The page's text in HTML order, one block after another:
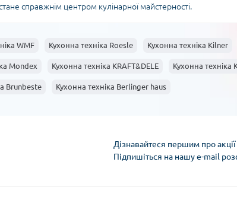
справжнім центром кулінарної майстерності.
WMF Кухонна техніка Roesle Кухонна техніка Kilner
Mondex Кухонна техніка KRAFT&DELE Кухонна техніка
Brunbeste Кухонна техніка Berlinger haus
Дізнавайтеся першим про
Підпишіться на нашу e-mail